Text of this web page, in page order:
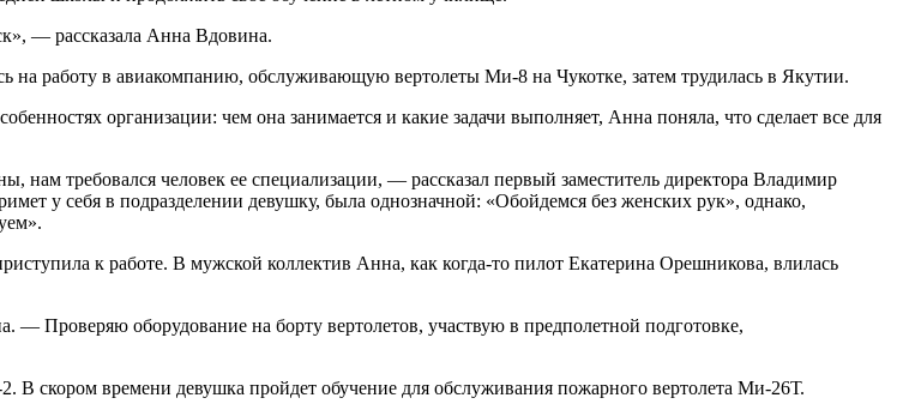
— рассказала Анна Вдовина.
на работу в авиакомпанию, обслуживающую вертолеты Ми-8 на Чукотке, затем трудилась в Якутии.
организации: чем она занимается и какие задачи выполняет, Анна поняла, что сделает все для
требовался человек ее специализации, — рассказал первый заместитель директора Владимир
у себя в подразделении девушку, была однозначной: «Обойдемся без женских рук», однако,
к работе. В мужской коллектив Анна, как когда-то пилот Екатерина Орешникова, влилась
Проверяю оборудование на борту вертолетов, участвую в предполетной подготовке,
скором времени девушка пройдет обучение для обслуживания пожарного вертолета Ми-26Т.